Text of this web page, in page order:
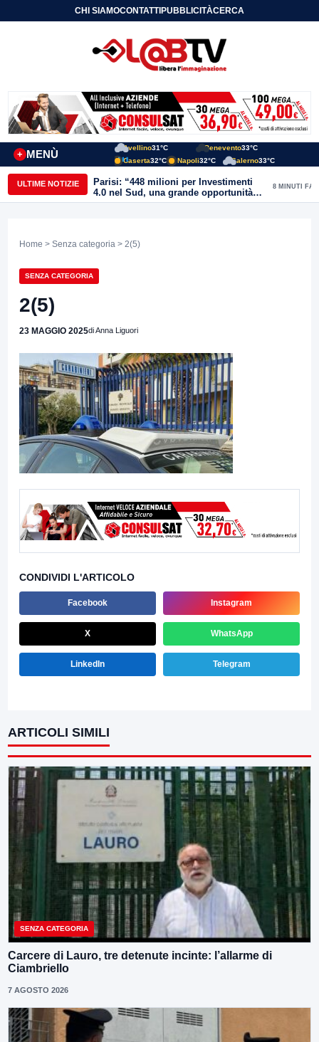
CHI SIAMOCONTATTIPUBBLICITÀCERCA
MENÙ
+
Avellino31°C Benevento33°C
Caserta32°C Napoli32°C Salerno33°C
ULTIME NOTIZIE
Parisi: “448 milioni per Investimenti
4.0 nel Sud, una grande opportunità
anche per il Sannio”
8 MINUTI FA
Home > Senza categoria > 2(5)
SENZA CATEGORIA
2(5)
23 MAGGIO 2025di Anna Liguori
CONDIVIDI L'ARTICOLO
Facebook Instagram
X WhatsApp
LinkedIn Telegram
ARTICOLI SIMILI
SENZA CATEGORIA
Carcere di Lauro, tre detenute incinte: l’allarme di
Ciambriello
7 AGOSTO 2026